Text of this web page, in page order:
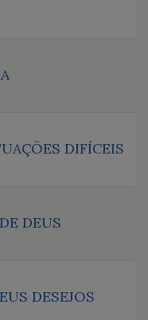
DIFÍCEIS
DEUS
DESEJOS